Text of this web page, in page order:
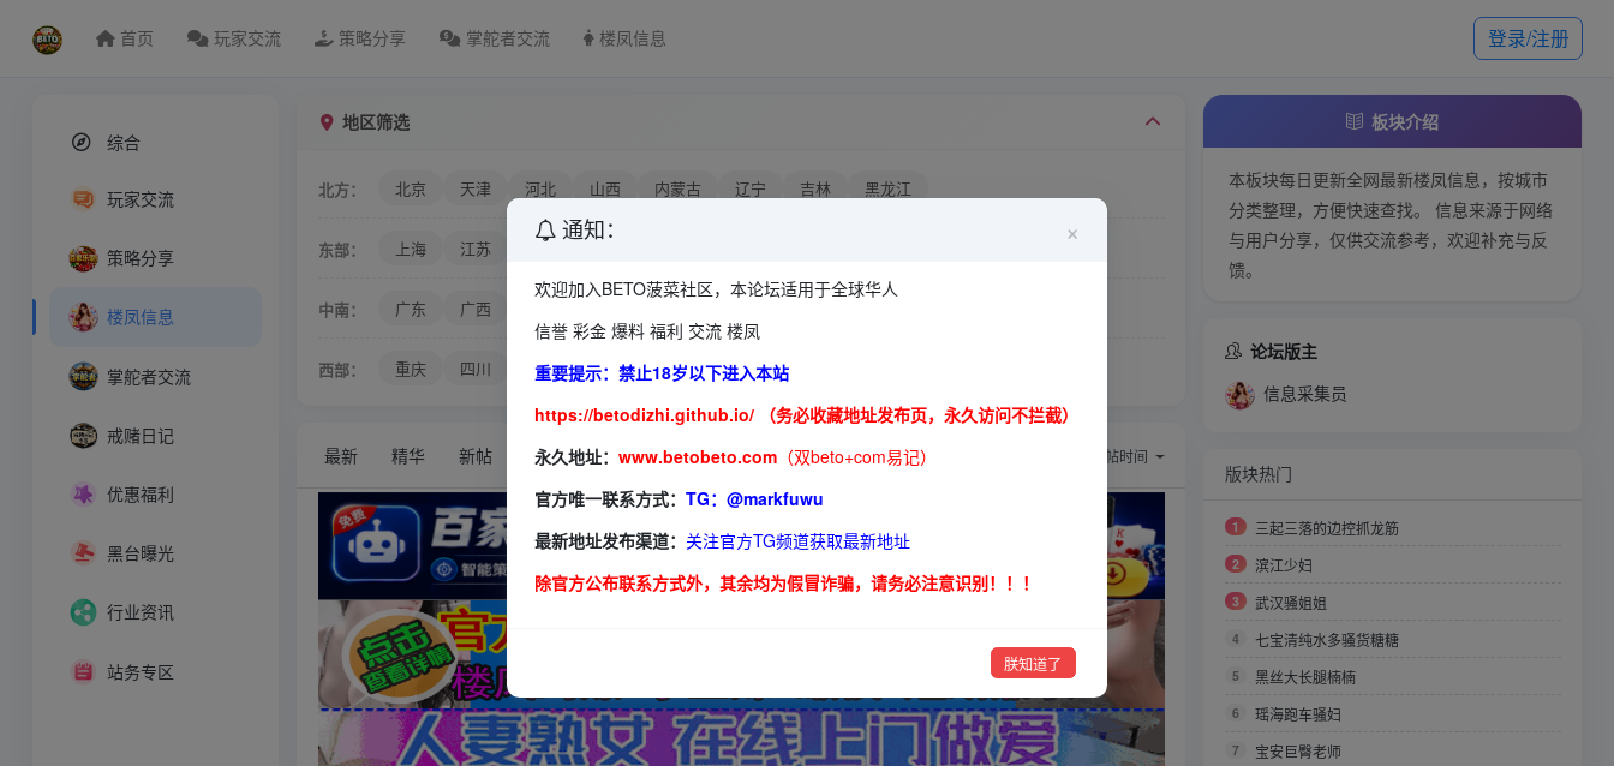
首页 玩家交流 策略分享 掌舵者交流 楼凤信息 登录/注册
综合
玩家交流
策略分享
楼凤信息
掌舵者交流
戒赌日记
优惠福利
黑台曝光
行业资讯
站务专区
地区筛选
北方： 北京 天津 河北 山西 内蒙古 辽宁 吉林 黑龙江
东部： 上海 江苏 浙江 安徽
中南： 广东 广西
西部： 重庆 四川 贵州 云南 西藏 陕西 甘肃
最新 精华 新帖 回帖时间
板块介绍
本板块每日更新全网最新楼凤信息，按城市
分类整理，方便快速查找。 信息来源于网络
与用户分享，仅供交流参考，欢迎补充与反
馈。
论坛版主
信息采集员
版块热门
1 三起三落的边控抓龙筋
2 滨江少妇
3 武汉骚姐姐
4 七宝清纯水多骚货糖糖
5 黑丝大长腿楠楠
6 瑶海跑车骚妇
7 宝安巨臀老师
通知： ×
欢迎加入BETO菠菜社区，本论坛适用于全球华人
信誉 彩金 爆料 福利 交流 楼凤
重要提示：禁止18岁以下进入本站
https://betodizhi.github.io/ （务必收藏地址发布页，永久访问不拦截）
永久地址： www.betobeto.com（双beto+com易记）
官方唯一联系方式： TG：@markfuwu
最新地址发布渠道： 关注官方TG频道获取最新地址
除官方公布联系方式外，其余均为假冒诈骗，请务必注意识别！！！
朕知道了